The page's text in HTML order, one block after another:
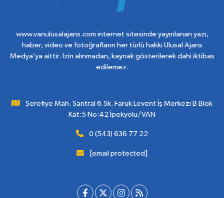
www.vanulusalajans.com internet sitesinde yayınlanan yazı,
haber, video ve fotoğrafların her türlü hakkı Ulusal Ajans
Medya’ya aittir. İzin alınmadan, kaynak gösterilerek dahi iktibas
edilemez.
Şerefiye Mah. Santral 6.Sk. Faruk Levent İş Merkezi B Blok
Kat:5 No:42 İpekyolu/VAN
0 (543) 636 77 22
[email protected]